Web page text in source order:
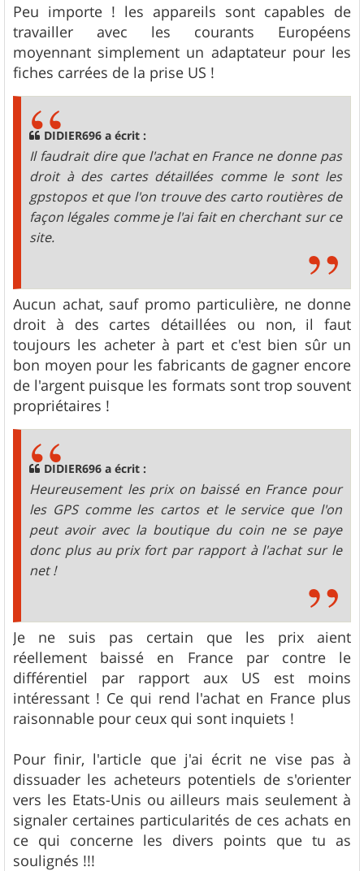
Peu importe ! les appareils sont capables de
travailler avec les courants Européens
moyennant simplement un adaptateur pour les
fiches carrées de la prise US !
DIDIER696 a écrit :
Il faudrait dire que l'achat en France ne donne pas
droit à des cartes détaillées comme le sont les
gpstopos et que l'on trouve des carto routières de
façon légales comme je l'ai fait en cherchant sur ce
site.
Aucun achat, sauf promo particulière, ne donne
droit à des cartes détaillées ou non, il faut
toujours les acheter à part et c'est bien sûr un
bon moyen pour les fabricants de gagner encore
de l'argent puisque les formats sont trop souvent
propriétaires !
DIDIER696 a écrit :
Heureusement les prix on baissé en France pour
les GPS comme les cartos et le service que l'on
peut avoir avec la boutique du coin ne se paye
donc plus au prix fort par rapport à l'achat sur le
net !
Je ne suis pas certain que les prix aient
réellement baissé en France par contre le
différentiel par rapport aux US est moins
intéressant ! Ce qui rend l'achat en France plus
raisonnable pour ceux qui sont inquiets !
Pour finir, l'article que j'ai écrit ne vise pas à
dissuader les acheteurs potentiels de s'orienter
vers les Etats-Unis ou ailleurs mais seulement à
signaler certaines particularités de ces achats en
ce qui concerne les divers points que tu as
soulignés !!!